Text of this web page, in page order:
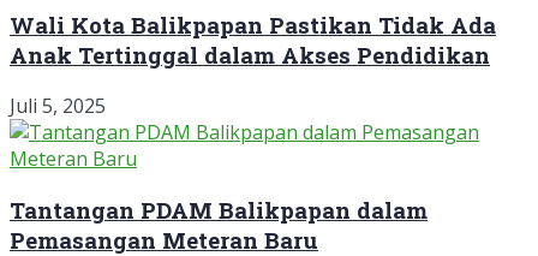
Wali Kota Balikpapan Pastikan Tidak Ada
Anak Tertinggal dalam Akses Pendidikan
Juli 5, 2025
Tantangan PDAM Balikpapan dalam
Pemasangan Meteran Baru